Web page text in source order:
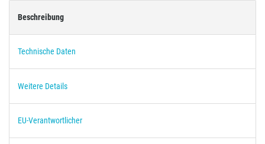
Beschreibung
Technische Daten
Weitere Details
EU-Verantwortlicher